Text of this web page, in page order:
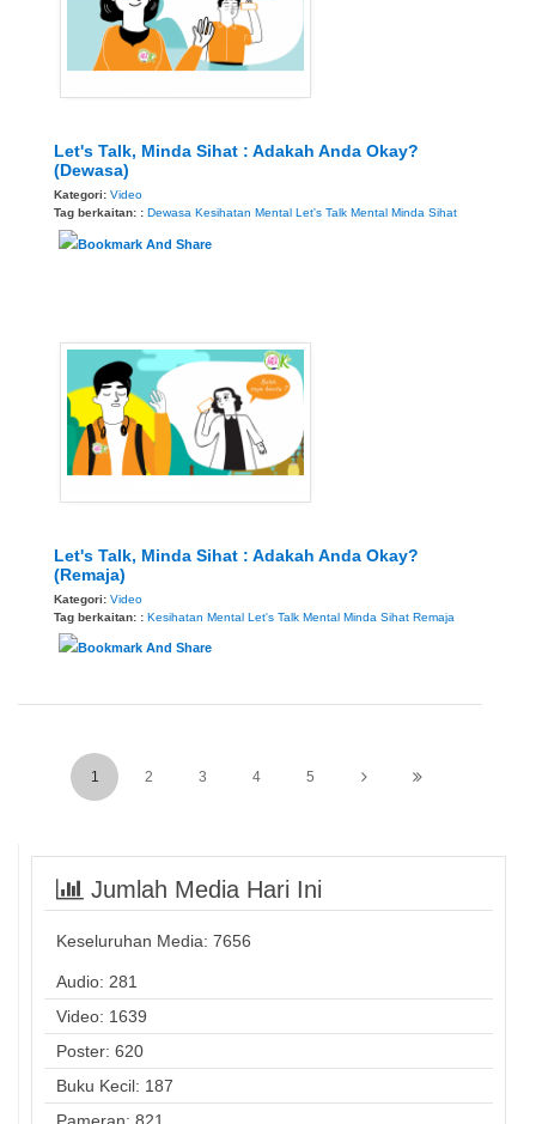
Let's Talk, Minda Sihat : Adakah Anda Okay?
(Dewasa)
Kategori: Video
Tag berkaitan: : Dewasa Kesihatan Mental Let's Talk Mental Minda Sihat
Let's Talk, Minda Sihat : Adakah Anda Okay?
(Remaja)
Kategori: Video
Tag berkaitan: : Kesihatan Mental Let's Talk Mental Minda Sihat Remaja
1 2 3 4 5
Jumlah Media Hari Ini
Keseluruhan Media: 7656
Audio: 281
Video: 1639
Poster: 620
Buku Kecil: 187